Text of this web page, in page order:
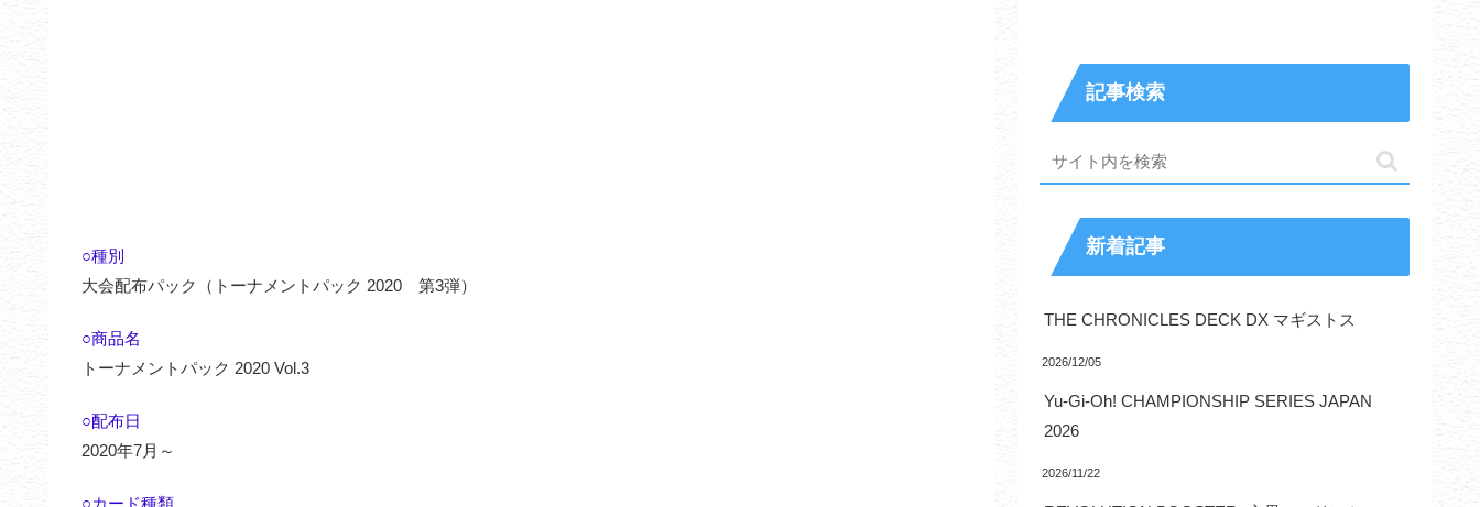
○種別
大会配布パック（トーナメントパック 2020 第3弾）
○商品名
トーナメントパック 2020 Vol.3
○配布日
2020年7月～
○カード種類
記事検索
新着記事
THE CHRONICLES DECK DX マギストス
2026/12/05
Yu-Gi-Oh! CHAMPIONSHIP SERIES JAPAN
2026
2026/11/22